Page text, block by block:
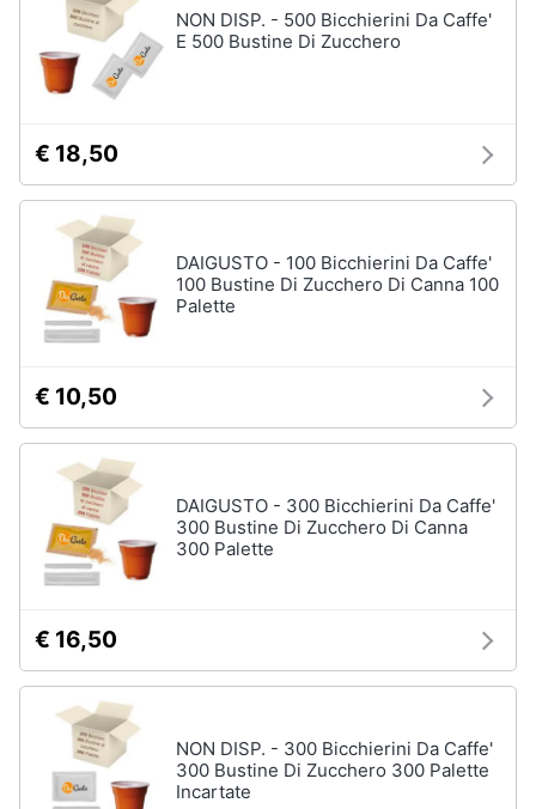
Fotografia
Abbigliamento
Sport
Animali
Libri,
cd
Festività
ricorrenze
Promozioni
Servizi
Posate
Bicchieri
Vedi
tutti
bagno
Portabiancheria
asciugamani
Asciugamani
Asciugamani
NON DISP. - 500 Bicchierini Da Caffe'
E 500 Bustine Di Zucchero
€ 18,50
DAIGUSTO - 100 Bicchierini Da Caffe'
100 Bustine Di Zucchero Di Canna 100
Palette
€ 10,50
DAIGUSTO - 300 Bicchierini Da Caffe'
300 Bustine Di Zucchero Di Canna
300 Palette
€ 16,50
NON DISP. - 300 Bicchierini Da Caffe'
300 Bustine Di Zucchero 300 Palette
Incartate